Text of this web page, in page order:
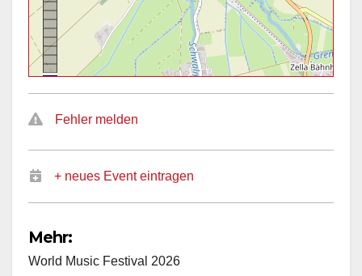
Fehler melden
+ neues Event eintragen
Mehr:
World Music Festival 2026